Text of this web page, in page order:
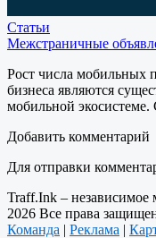
Статьи
Межстраничные
Рост числа мобильных
бизнеса являются
мобильной
Добавить комментарий
Для отправки
Traff.Ink – независимое
2026 Все права
Команда | Реклама |